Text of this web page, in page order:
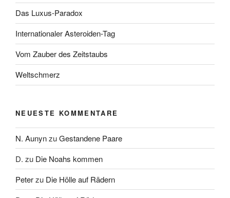
Das Luxus-Paradox
Internationaler Asteroiden-Tag
Vom Zauber des Zeitstaubs
Weltschmerz
NEUESTE KOMMENTARE
N. AunynzuGestandene Paare
D. zu Die Noahs kommen
Peterzu Die Hölle auf Rädern